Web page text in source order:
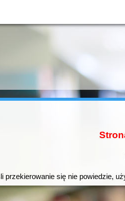
przekierowanie się nie powiedzie,